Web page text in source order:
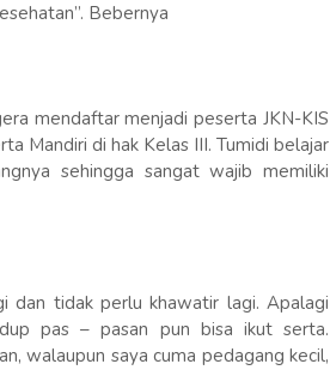
Bebernya
mendaftar menjadi peserta JKN-KIS
Mandiri di hak Kelas III. Tumidi belajar
sehingga sangat wajib memiliki
dan tidak perlu khawatir lagi. Apalagi
pas – pasan pun bisa ikut serta.
walaupun saya cuma pedagang kecil,